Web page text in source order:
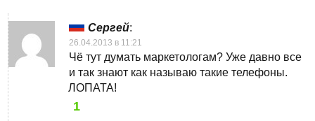
Сергей:
26.04.2013 в 11:21
Чё тут думать маркетологам? Уже давно все
и так знают как называю такие телефоны.
ЛОПАТА!
1